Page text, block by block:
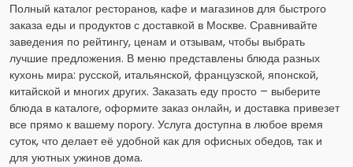
Полный каталог ресторанов, кафе и магазинов для быстрого
заказа еды и продуктов с доставкой в Москве. Сравнивайте
заведения по рейтингу, ценам и отзывам, чтобы выбрать
лучшие предложения. В меню представлены блюда разных
кухонь мира: русской, итальянской, французской, японской,
китайской и многих других. Заказать еду просто – выберите
блюда в каталоге, оформите заказ онлайн, и доставка привезет
все прямо к вашему порогу. Услуга доступна в любое время
суток, что делает её удобной как для офисных обедов, так и
для уютных ужинов дома.